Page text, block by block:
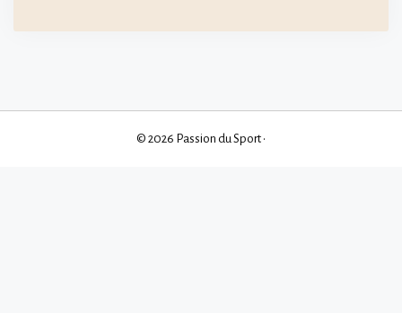
© 2026 Passion du Sport •